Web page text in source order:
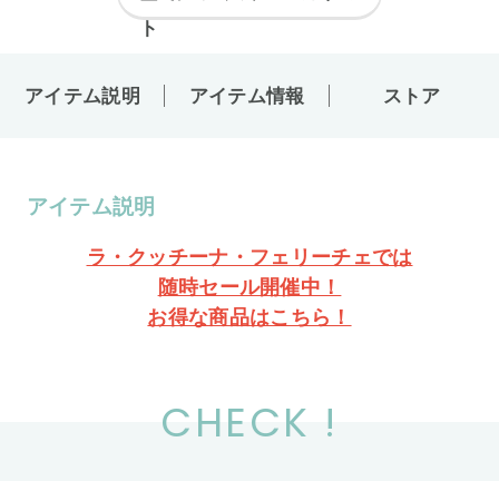
アイテム説明 アイテム情報 ストア
アイテム説明
ラ・クッチーナ・フェリーチェでは
随時セール開催中！
お得な商品はこちら！
CHECK !